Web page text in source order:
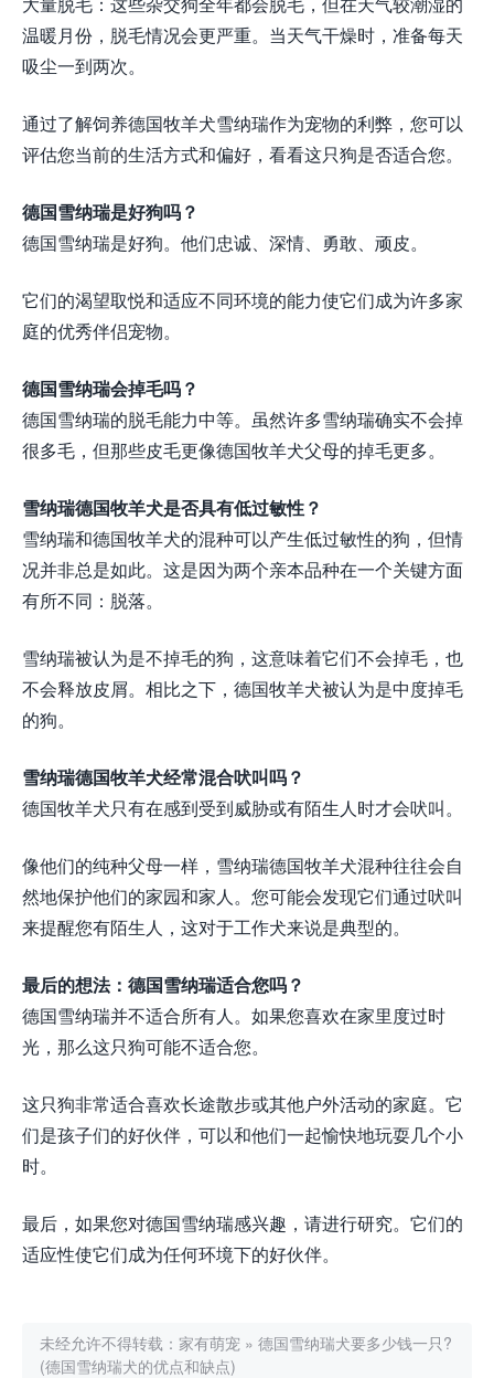
温暖月份，脱毛情况会更严重。当天气干燥时，准备每天
吸尘一到两次。
通过了解饲养德国牧羊犬雪纳瑞作为宠物的利弊，您可以
评估您当前的生活方式和偏好，看看这只狗是否适合您。
德国雪纳瑞是好狗吗？
德国雪纳瑞是好狗。他们忠诚、深情、勇敢、顽皮。
它们的渴望取悦和适应不同环境的能力使它们成为许多家
庭的优秀伴侣宠物。
德国雪纳瑞会掉毛吗？
德国雪纳瑞的脱毛能力中等。虽然许多雪纳瑞确实不会掉
很多毛，但那些皮毛更像德国牧羊犬父母的掉毛更多。
雪纳瑞德国牧羊犬是否具有低过敏性？
雪纳瑞和德国牧羊犬的混种可以产生低过敏性的狗，但情
况并非总是如此。这是因为两个亲本品种在一个关键方面
有所不同：脱落。
雪纳瑞被认为是不掉毛的狗，这意味着它们不会掉毛，也
不会释放皮屑。相比之下，德国牧羊犬被认为是中度掉毛
的狗。
雪纳瑞德国牧羊犬经常混合吠叫吗？
德国牧羊犬只有在感到受到威胁或有陌生人时才会吠叫。
像他们的纯种父母一样，雪纳瑞德国牧羊犬混种往往会自
然地保护他们的家园和家人。您可能会发现它们通过吠叫
来提醒您有陌生人，这对于工作犬来说是典型的。
最后的想法：德国雪纳瑞适合您吗？
德国雪纳瑞并不适合所有人。如果您喜欢在家里度过时
光，那么这只狗可能不适合您。
这只狗非常适合喜欢长途散步或其他户外活动的家庭。它
们是孩子们的好伙伴，可以和他们一起愉快地玩耍几个小
时。
最后，如果您对德国雪纳瑞感兴趣，请进行研究。它们的
适应性使它们成为任何环境下的好伙伴。
未经允许不得转载： 家有萌宠 » 德国雪纳瑞犬要多少钱一只?
(德国雪纳瑞犬的优点和缺点)